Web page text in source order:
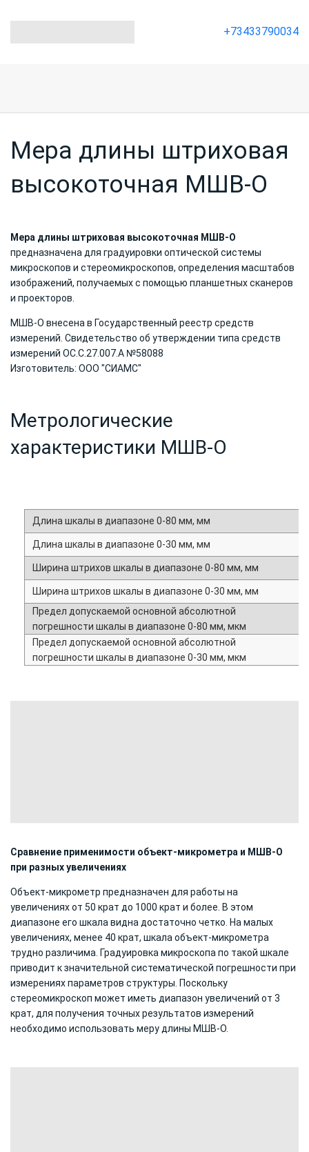
+73433790034
Мера длины штриховая
высокоточная МШВ-О
Мера длины штриховая высокоточная МШВ-О
предназначена для градуировки оптической системы
микроскопов и стереомикроскопов, определения масштабов
изображений, получаемых с помощью планшетных сканеров
и проекторов.
МШВ-О внесена в Государственный реестр средств
измерений. Свидетельство об утверждении типа средств
измерений ОС.С.27.007.А №58088
Изготовитель: ООО "СИАМС"
Метрологические
характеристики МШВ-О
Длина шкалы в диапазоне 0‐80 мм, мм
Длина шкалы в диапазоне 0‐30 мм, мм
Ширина штрихов шкалы в диапазоне 0‐80 мм, мм
Ширина штрихов шкалы в диапазоне 0‐30 мм, мм
Предел допускаемой основной абсолютной
погрешности шкалы в диапазоне 0‐80 мм, мкм
Предел допускаемой основной абсолютной
погрешности шкалы в диапазоне 0‐30 мм, мкм
Сравнение применимости объект-микрометра и МШВ-О
при разных увеличениях
Объект‐микрометр предназначен для работы на
увеличениях от 50 крат до 1000 крат и более. В этом
диапазоне его шкала видна достаточно четко. На малых
увеличениях, менее 40 крат, шкала объект‐микрометра
трудно различима. Градуировка микроскопа по такой шкале
приводит к значительной систематической погрешности при
измерениях параметров структуры. Поскольку
стереомикроскоп может иметь диапазон увеличений от 3
крат, для получения точных результатов измерений
необходимо использовать меру длины МШВ‐О.